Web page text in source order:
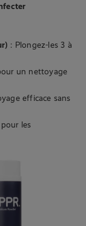
: Plongez-les 3 à
un nettoyage
efficace sans
les